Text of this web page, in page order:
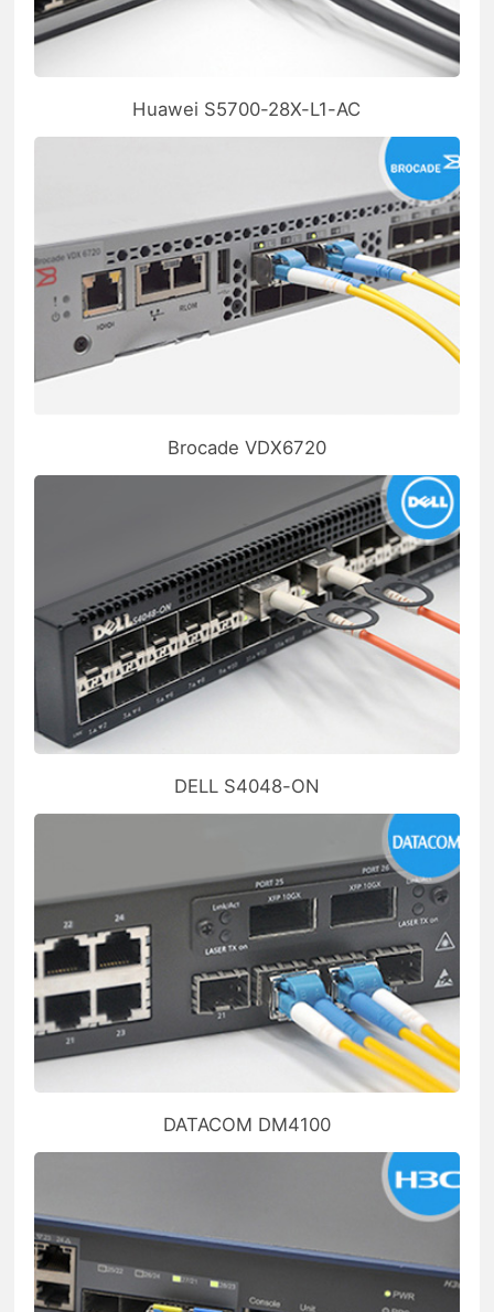
Huawei S5700-28X-L1-AC
Brocade VDX6720
DELL S4048-ON
DATACOM DM4100